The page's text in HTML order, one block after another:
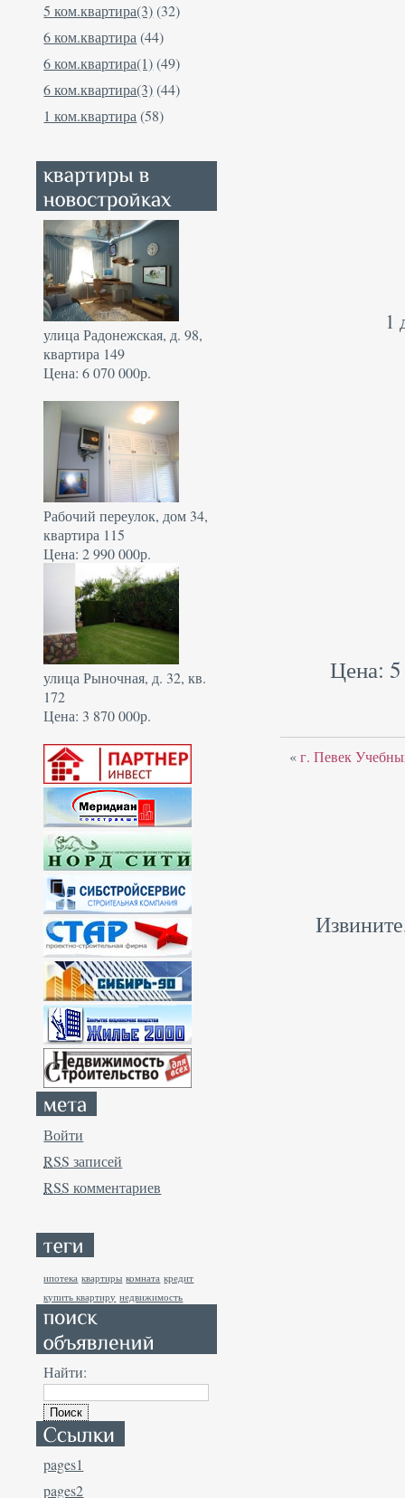
5 ком.квартира(3)(32)
6 ком.квартира (44)
6 ком.квартира(1)(49)
6 ком.квартира(3)(44)
1 ком.квартира (58)
улица Радонежская, д. 98,
квартира 149
Цена: 6 070 000р.
Рабочий переулок, дом 34,
квартира 115
Цена: 2 990 000р.
улица Рыночная, д. 32, кв.
172
Цена: 3 870 000р.
Войти
RSS записей
RSS комментариев
ипотека квартиры комната кредит
купить квартиру недвижимость
Найти:
pages1
pages2
1
Цена:
«г. Певек